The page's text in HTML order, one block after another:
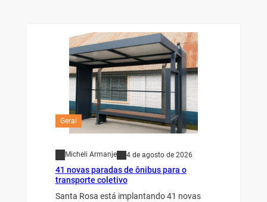
Geral
Micheli Armanje 4 de agosto de 2026
41 novas paradas de ônibus para o
transporte coletivo
Santa Rosa está implantando 41 novas